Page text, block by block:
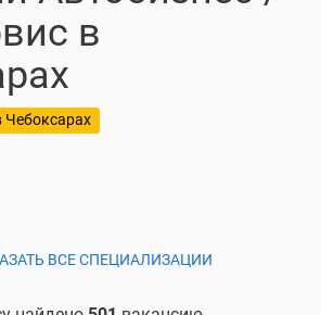
в
Чебоксарах
ВСЕ СПЕЦИАЛИЗАЦИИ